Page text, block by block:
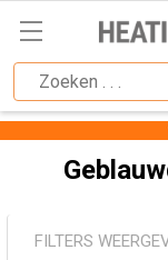
FILTERS